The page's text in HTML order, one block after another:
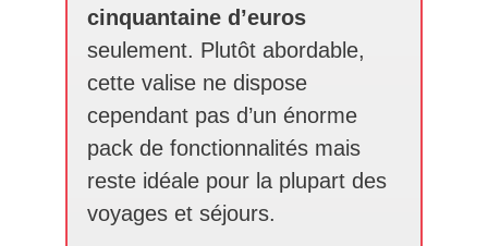
cinquantaine d’euros
seulement. Plutôt abordable,
cette valise ne dispose
cependant pas d’un énorme
pack de fonctionnalités mais
reste idéale pour la plupart des
voyages et séjours.